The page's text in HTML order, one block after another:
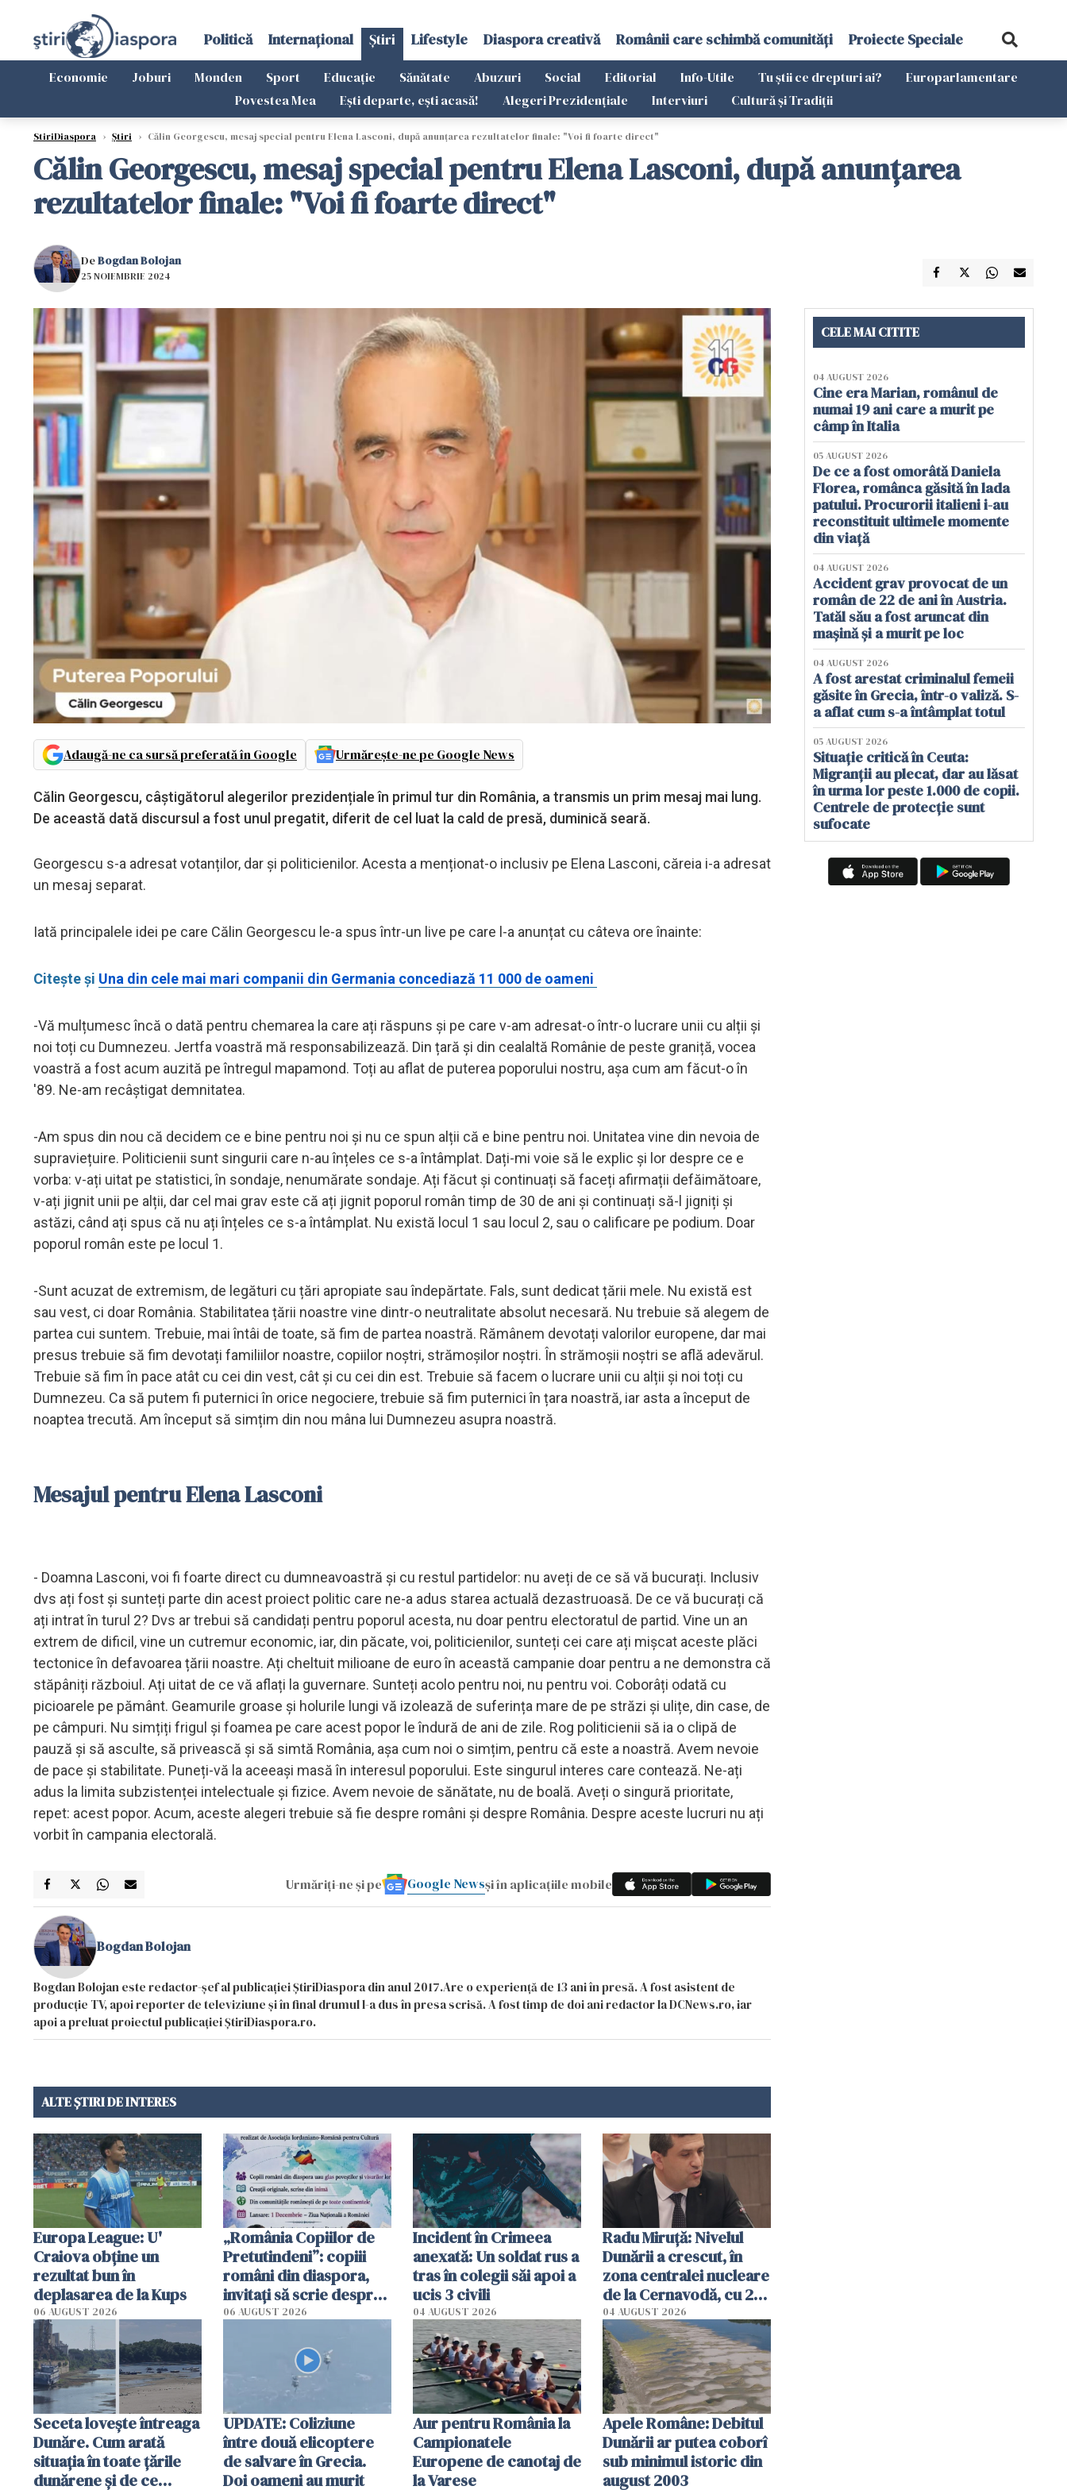
Politică Internațional Știri Lifestyle Diaspora creativă Românii care schimbă comunități Proiecte Speciale
Economie Joburi Monden Sport Educație Sănătate Abuzuri Social Editorial Info-Utile Tu știi ce drepturi ai?
Europarlamentare
Povestea Mea
Ești departe, ești acasă! Alegeri Prezidențiale Interviuri Cultură și Tradiții
StiriDiaspora › Știri › Călin Georgescu, mesaj special pentru Elena Lasconi, după anunțarea rezultatelor finale: "Voi fi foarte direct"
Călin Georgescu, mesaj special pentru Elena Lasconi, după anunțarea
rezultatelor finale: "Voi fi foarte direct"
DeBogdan Bolojan
25 NOIEMBRIE 2024
Adaugă-ne ca sursă preferată în Google Urmărește-ne pe Google News
Călin Georgescu, câștigătorul alegerilor prezidențiale în primul tur din România, a transmis un prim mesaj mai lung.
De această dată discursul a fost unul pregatit, diferit de cel luat la cald de presă, duminică seară.
Georgescu s-a adresat votanților, dar și politicienilor. Acesta a menționat-o inclusiv pe Elena Lasconi, căreia i-a adresat
un mesaj separat.
Iată principalele idei pe care Călin Georgescu le-a spus într-un live pe care l-a anunțat cu câteva ore înainte:
Citește și Una din cele mai mari companii din Germania concediază 11 000 de oameni
-Vă mulțumesc încă o dată pentru chemarea la care ați răspuns și pe care v-am adresat-o într-o lucrare unii cu alții și
noi toți cu Dumnezeu. Jertfa voastră mă responsabilizează. Din țară și din cealaltă Românie de peste graniță, vocea
voastră a fost acum auzită pe întregul mapamond. Toți au aflat de puterea poporului nostru, așa cum am făcut-o în
'89. Ne-am recâștigat demnitatea.
-Am spus din nou că decidem ce e bine pentru noi și nu ce spun alții că e bine pentru noi. Unitatea vine din nevoia de
supraviețuire. Politicienii sunt singurii care n-au înțeles ce s-a întâmplat. Dați-mi voie să le explic și lor despre ce e
vorba: v-ați uitat pe statistici, în sondaje, nenumărate sondaje. Ați făcut și continuați să faceți afirmații defăimătoare,
v-ați jignit unii pe alții, dar cel mai grav este că ați jignit poporul român timp de 30 de ani și continuați să-l jigniți și
astăzi, când ați spus că nu ați înțeles ce s-a întâmplat. Nu există locul 1 sau locul 2, sau o calificare pe podium. Doar
poporul român este pe locul 1.
-Sunt acuzat de extremism, de legături cu țări apropiate sau îndepărtate. Fals, sunt dedicat țării mele. Nu există est
sau vest, ci doar România. Stabilitatea țării noastre vine dintr-o neutralitate absolut necesară. Nu trebuie să alegem de
partea cui suntem. Trebuie, mai întâi de toate, să fim de partea noastră. Rămânem devotați valorilor europene, dar mai
presus trebuie să fim devotați familiilor noastre, copiilor noștri, strămoșilor noștri. În strămoșii noștri se află adevărul.
Trebuie să fim în pace atât cu cei din vest, cât și cu cei din est. Trebuie să facem o lucrare unii cu alții și noi toți cu
Dumnezeu. Ca să putem fi puternici în orice negociere, trebuie să fim puternici în țara noastră, iar asta a început de
noaptea trecută. Am început să simțim din nou mâna lui Dumnezeu asupra noastră.
Mesajul pentru Elena Lasconi
- Doamna Lasconi, voi fi foarte direct cu dumneavoastră și cu restul partidelor: nu aveți de ce să vă bucurați. Inclusiv
dvs ați fost și sunteți parte din acest proiect politic care ne-a adus starea actuală dezastruoasă. De ce vă bucurați că
ați intrat în turul 2? Dvs ar trebui să candidați pentru poporul acesta, nu doar pentru electoratul de partid. Vine un an
extrem de dificil, vine un cutremur economic, iar, din păcate, voi, politicienilor, sunteți cei care ați mișcat aceste plăci
tectonice în defavoarea țării noastre. Ați cheltuit milioane de euro în această campanie doar pentru a ne demonstra că
stăpâniți războiul. Ați uitat de ce vă aflați la guvernare. Sunteți acolo pentru noi, nu pentru voi. Coborâți odată cu
picioarele pe pământ. Geamurile groase și holurile lungi vă izolează de suferința mare de pe străzi și ulițe, din case, de
pe câmpuri. Nu simțiți frigul și foamea pe care acest popor le îndură de ani de zile. Rog politicienii să ia o clipă de
pauză și să asculte, să privească și să simtă România, așa cum noi o simțim, pentru că este a noastră. Avem nevoie
de pace și stabilitate. Puneți-vă la aceeași masă în interesul poporului. Este singurul interes care contează. Ne-ați
adus la limita subzistenței intelectuale și fizice. Avem nevoie de sănătate, nu de boală. Aveți o singură prioritate,
repet: acest popor. Acum, aceste alegeri trebuie să fie despre români și despre România. Despre aceste lucruri nu ați
vorbit în campania electorală.
Urmăriți-ne și pe Google Newsși în aplicațiile mobile
Bogdan Bolojan
Bogdan Bolojan este redactor-șef al publicației ȘtiriDiaspora din anul 2017.Are o experiență de 13 ani în presă. A fost asistent de
producție TV, apoi reporter de televiziune și în final drumul l-a dus în presa scrisă. A fost timp de doi ani redactor la DCNews.ro, iar
apoi a preluat proiectul publicației ȘtiriDiaspora.ro.
ALTE ȘTIRI DE INTERES
Europa League: U'
Craiova obține un
rezultat bun în
deplasarea de la Kups
06 AUGUST 2026
„România Copiilor de
Pretutindeni”: copiii
români din diaspora,
invitați să scrie despre
România într-un volum
06 AUGUST 2026
Incident în Crimeea
anexată: Un soldat rus a
tras în colegii săi apoi a
ucis 3 civili
04 AUGUST 2026
Radu Miruţă: Nivelul
Dunării a crescut, în
zona centralei nucleare
de la Cernavodă, cu 2
cm faţă de ziua trecută
04 AUGUST 2026
Seceta lovește întreaga
Dunăre. Cum arată
situația în toate țările
dunărene și de ce
UPDATE: Coliziune
între două elicoptere
de salvare în Grecia.
Doi oameni au murit
Aur pentru România la
Campionatele
Europene de canotaj de
la Varese
Apele Române: Debitul
Dunării ar putea coborî
sub minimul istoric din
august 2003
CELE MAI CITITE
04 AUGUST 2026
Cine era Marian, românul de
numai 19 ani care a murit pe
câmp în Italia
05 AUGUST 2026
De ce a fost omorâtă Daniela
Florea, românca găsită în lada
patului. Procurorii italieni i-au
reconstituit ultimele momente
din viață
04 AUGUST 2026
Accident grav provocat de un
român de 22 de ani în Austria.
Tatăl său a fost aruncat din
mașină și a murit pe loc
04 AUGUST 2026
A fost arestat criminalul femeii
găsite în Grecia, într-o valiză. S-
a aflat cum s-a întâmplat totul
05 AUGUST 2026
Situație critică în Ceuta:
Migranții au plecat, dar au lăsat
în urma lor peste 1.000 de copii.
Centrele de protecție sunt
sufocate